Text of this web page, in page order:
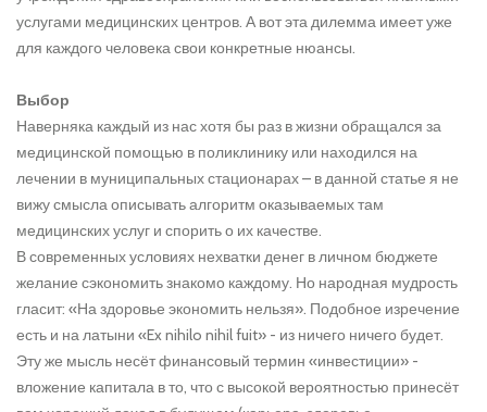
услугами медицинских центров. А вот эта дилемма имеет уже
для каждого человека свои конкретные нюансы.
Выбор
Наверняка каждый из нас хотя бы раз в жизни обращался за
медицинской помощью в поликлинику или находился на
лечении в муниципальных стационарах – в данной статье я не
вижу смысла описывать алгоритм оказываемых там
медицинских услуг и спорить о их качестве.
В современных условиях нехватки денег в личном бюджете
желание сэкономить знакомо каждому. Но народная мудрость
гласит: «На здоровье экономить нельзя». Подобное изречение
есть и на латыни «Ex nihilo nihil fuit» - из ничего ничего будет.
Эту же мысль несёт финансовый термин «инвестиции» -
вложение капитала в то, что с высокой вероятностью принесёт